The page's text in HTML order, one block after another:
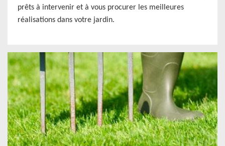
prêts à intervenir et à vous procurer les meilleures
réalisations dans votre jardin.